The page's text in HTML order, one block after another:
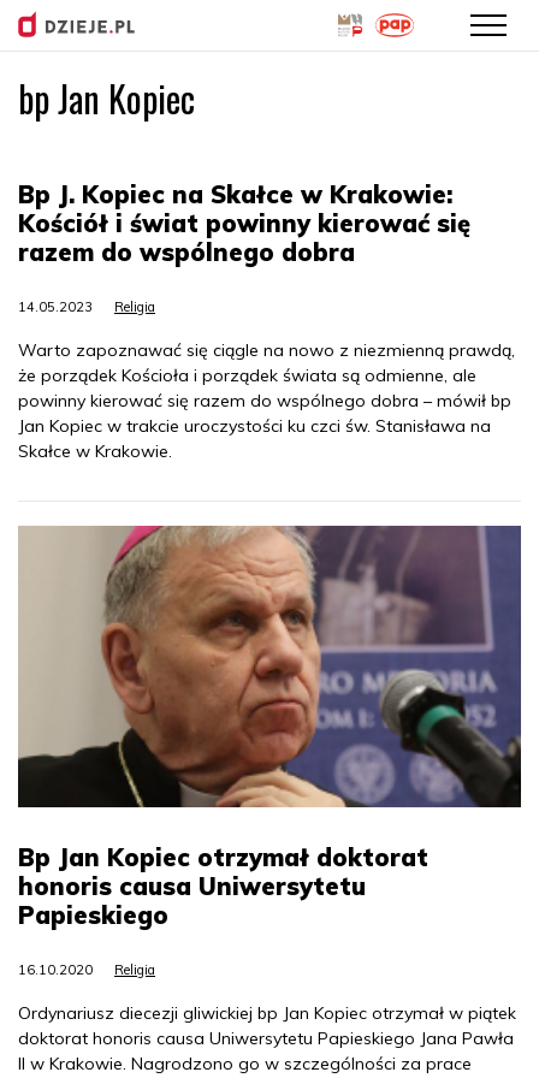
bp Jan Kopiec
Bp J. Kopiec na Skałce w Krakowie:
Kościół i świat powinny kierować się
razem do wspólnego dobra
14.05.2023 Religia
Warto zapoznawać się ciągle na nowo z niezmienną prawdą,
że porządek Kościoła i porządek świata są odmienne, ale
powinny kierować się razem do wspólnego dobra – mówił bp
Jan Kopiec w trakcie uroczystości ku czci św. Stanisława na
Skałce w Krakowie.
Bp Jan Kopiec otrzymał doktorat
honoris causa Uniwersytetu
Papieskiego
16.10.2020 Religia
Ordynariusz diecezji gliwickiej bp Jan Kopiec otrzymał w piątek
doktorat honoris causa Uniwersytetu Papieskiego Jana Pawła
II w Krakowie. Nagrodzono go w szczególności za prace